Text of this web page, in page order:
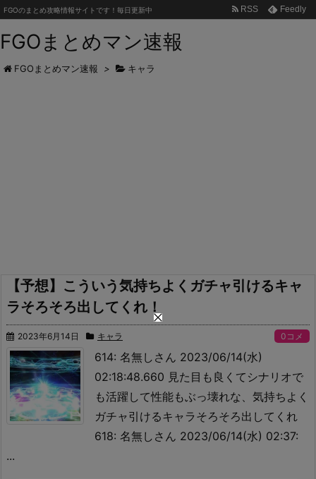
FGOまとめマン速報
FGOのまとめ攻略情報サイトです！毎日更新中 RSS Feedly
FGOまとめマン速報 > キャラ
【予想】こういう気持ちよくガチャ引けるキャ
ラそろそろ出してくれ！
2023年6月14日 キャラ 0コメ
614: 名無しさん 2023/06/14(水)
02:18:48.660 見た目も良くてシナリオで
も活躍して性能もぶっ壊れな、気持ちよく
ガチャ引けるキャラそろそろ出してくれ
618: 名無しさん 2023/06/14(水) 02:37:
...